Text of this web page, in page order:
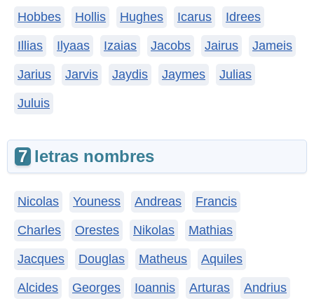
Hobbes Hollis Hughes Icarus Idrees
Illias Ilyaas Izaias Jacobs Jairus Jameis
Jarius Jarvis Jaydis Jaymes Julias
Juluis
7 letras nombres
Nicolas Youness Andreas Francis
Charles Orestes Nikolas Mathias
Jacques Douglas Matheus Aquiles
Alcides Georges Ioannis Arturas Andrius